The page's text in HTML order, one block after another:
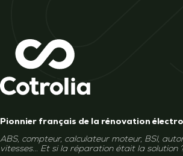
Pionnier français de la rénovation
ABS, compteur, calculateur moteur, BSI,
vitesses... Et si la réparation était la solution